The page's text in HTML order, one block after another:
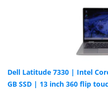
Dell Latitude 7330 | Intel
GB SSD | 13 inch 360 flip